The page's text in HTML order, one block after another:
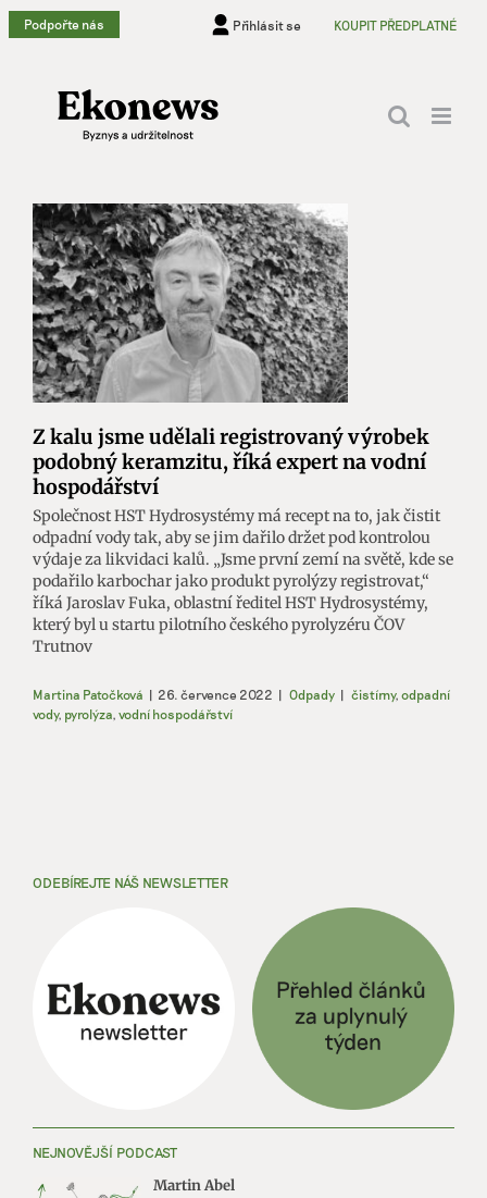
Přeskočit
na
Podpořte nás Přihlásit se KOUPIT PŘEDPLATNÉ
Z kalu jsme udělali registrovaný výrobek
podobný keramzitu, říká expert na vodní
hospodářství
Společnost HST Hydrosystémy má recept na to, jak čistit
odpadní vody tak, aby se jim dařilo držet pod kontrolou
výdaje za likvidaci kalů. „Jsme první zemí na světě, kde se
podařilo karbochar jako produkt pyrolýzy registrovat,“
říká Jaroslav Fuka, oblastní ředitel HST Hydrosystémy,
který byl u startu pilotního českého pyrolyzéru ČOV
Trutnov
Martina Patočková | 26. července 2022 | Odpady | čistírny, odpadní
vody, pyrolýza, vodní hospodářství
ODEBÍREJTE NÁŠ NEWSLETTER
NEJNOVĚJŠÍ PODCAST
Martin Abel